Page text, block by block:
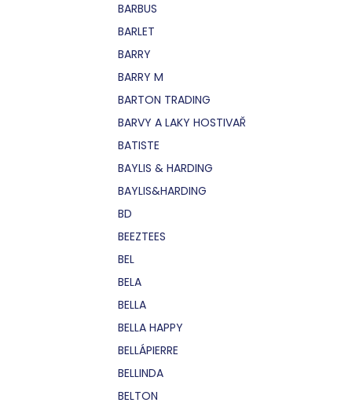
BARBUS
BARLET
BARRY
BARRY M
BARTON TRADING
BARVY A LAKY HOSTIVAŘ
BATISTE
BAYLIS & HARDING
BAYLIS&HARDING
BD
BEEZTEES
BEL
BELA
BELLA
BELLA HAPPY
BELLÁPIERRE
BELLINDA
BELTON